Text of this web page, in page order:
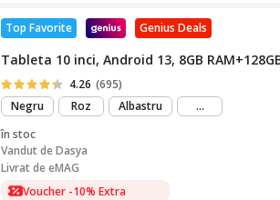
Genius Deals
Top Favorite
Tableta 10 inci, Android 13, 8GB
4.26 (695)
Negru
Roz Albastru ...mai
în stoc
Vandut deDasya
Livrat de eMAG
Voucher -10% Extra